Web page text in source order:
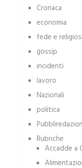
Cronaca
economia
fede e
gossip
incidenti
lavoro
Nazionali
politica
Rubriche
Accadde a